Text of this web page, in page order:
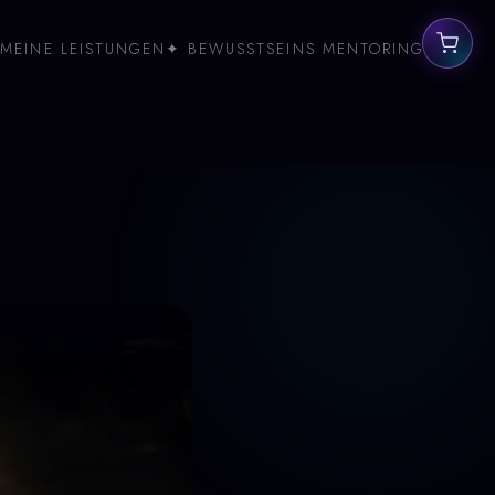
LEISTUNGEN ✦ BEWUSSTSEINS MENTORING